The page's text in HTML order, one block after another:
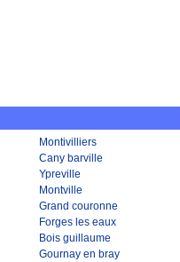
Montivilliers
Cany barville
Ypreville
Montville
Grand couronne
Forges les eaux
Bois guillaume
Gournay en bray